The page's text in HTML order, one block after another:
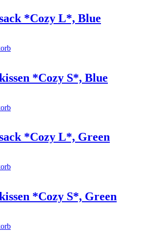
*Cozy L*, Blue
*Cozy S*, Blue
*Cozy L*, Green
*Cozy S*, Green